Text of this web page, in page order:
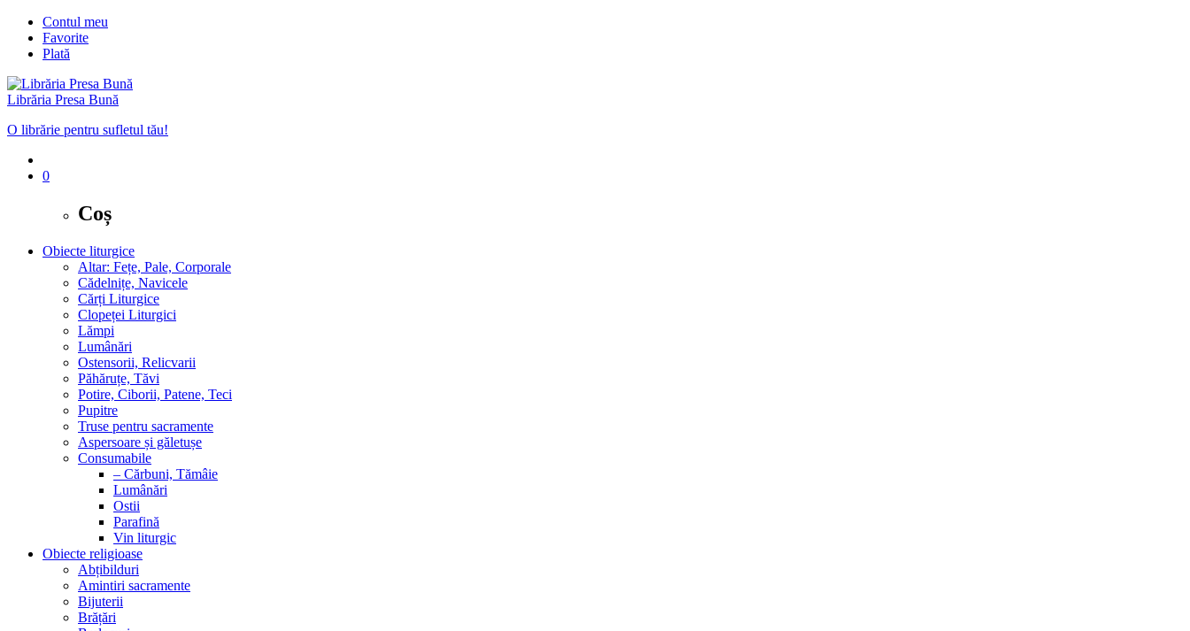
Contul meu
Favorite
Plată
Librăria Presa Bună
O librărie pentru sufletul tău!
0
Coș
Obiecte liturgice
Altar: Fețe, Pale, Corporale
Cădelnițe, Navicele
Cărți Liturgice
Clopeței Liturgici
Lămpi
Lumânări
Ostensorii, Relicvarii
Păhăruțe, Tăvi
Potire, Ciborii, Patene, Teci
Pupitre
Truse pentru sacramente
Aspersoare și găletușe
Consumabile
– Cărbuni, Tămâie
Lumânări
Ostii
Parafină
Vin liturgic
Obiecte religioase
Abțibilduri
Amintiri sacramente
Bijuterii
Brățări